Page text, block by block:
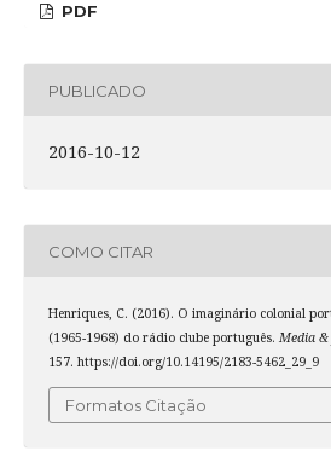
PDF
PUBLICADO
2016-10-12
COMO CITAR
Henriques, C. (2016). O imaginário colonial
(1965-1968) do rádio clube português. Media
157. https://doi.org/10.14195/2183-5462_29_9
Formatos Citação